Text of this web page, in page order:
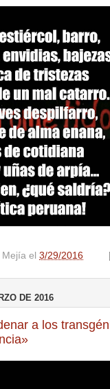
Mejía el 3/29/2016
DE 2016
a los